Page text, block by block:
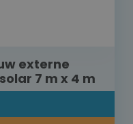
externe
7 m x 4 m